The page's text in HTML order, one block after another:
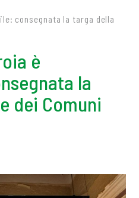
consegnata la targa della
è
la
dei Comuni